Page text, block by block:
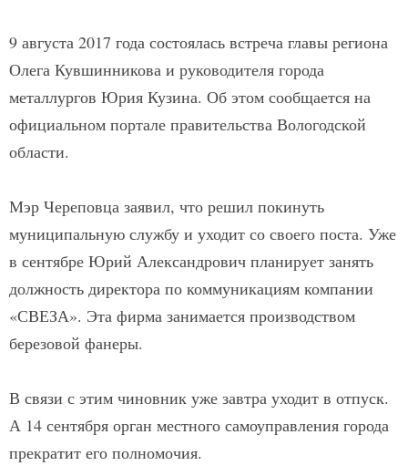
9 августа 2017 года состоялась встреча главы региона
Олега Кувшинникова и руководителя города
металлургов Юрия Кузина. Об этом сообщается на
официальном портале правительства Вологодской
области.
Мэр Череповца заявил, что решил покинуть
муниципальную службу и уходит со своего поста. Уже
в сентябре Юрий Александрович планирует занять
должность директора по коммуникациям компании
«СВЕЗА». Эта фирма занимается производством
березовой фанеры.
В связи с этим чиновник уже завтра уходит в отпуск.
А 14 сентября орган местного самоуправления города
прекратит его полномочия.